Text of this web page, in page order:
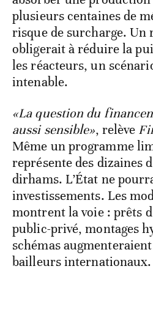
plusieurs centaines de
risque de surcharge. Un
obligerait à réduire la
les réacteurs, un
intenable.
«La question du
aussi sensible», relève
Même un programme
représente des dizaines
dirhams. L’État ne
investissements. Les
montrent la voie : prêts
public-privé, montages
schémas
bailleurs internationaux.